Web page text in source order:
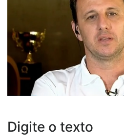
Digite o texto